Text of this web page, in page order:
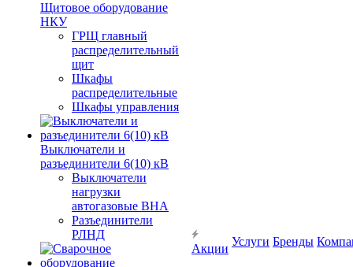
Щитовое оборудование
НКУ
ГРЩ главный
распределительный
щит
Шкафы
распределительные
Шкафы управления
Выключатели и
разъединители 6(10) кВ
Выключатели
нагрузки
автогазовые ВНА
Разъединители
РЛНД
Акции
Услуги Бренды